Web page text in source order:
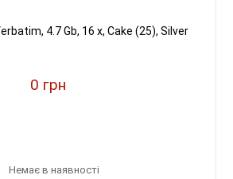
4.7 Gb, 16 х, Cake (25), Silver
0 грн
Немає в наявності